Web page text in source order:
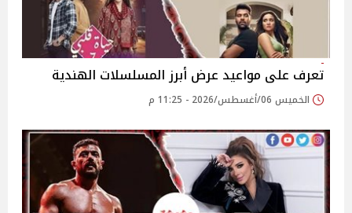
تعرف على مواعيد عرض أبرز المسلسلات الهندية
الخميس 06/أغسطس/2026 - 11:25 م